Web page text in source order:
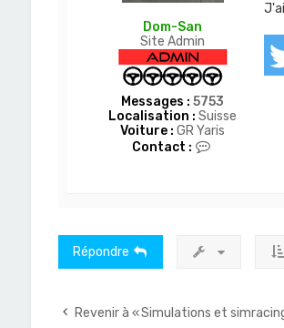
Dom-San
Site Admin
Messages : 5753
Localisation : Suisse
Voiture : GR Yaris
Contact :
m
-
Répondre
Revenir à « Simulations et